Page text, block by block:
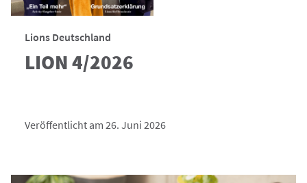
Lions Deutschland
LION 4/2026
Veröffentlicht am 26. Juni 2026